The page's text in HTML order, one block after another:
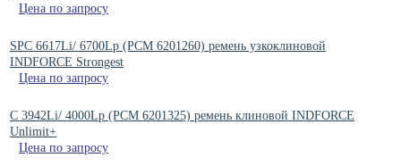
Цена по запросу
SPC 6617Li/ 6700Lp (РСМ 6201260) ремень узкоклиновой
INDFORCE Strongest
Цена по запросу
C 3942Li/ 4000Lp (РСМ 6201325) ремень клиновой INDFORCE
Unlimit+
Цена по запросу